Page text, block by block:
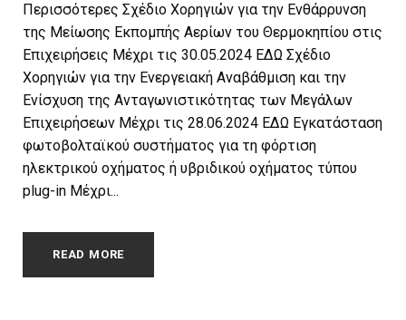
Περισσότερες Σχέδιο Χορηγιών για την Ενθάρρυνση
της Μείωσης Εκπομπής Αερίων του Θερμοκηπίου στις
Επιχειρήσεις Μέχρι τις 30.05.2024 ΕΔΩ Σχέδιο
Χορηγιών για την Ενεργειακή Αναβάθμιση και την
Ενίσχυση της Ανταγωνιστικότητας των Μεγάλων
Επιχειρήσεων Μέχρι τις 28.06.2024 ΕΔΩ Εγκατάσταση
φωτοβολταϊκού συστήματος για τη φόρτιση
ηλεκτρικού οχήματος ή υβριδικού οχήματος τύπου
plug-in Μέχρι...
READ MORE